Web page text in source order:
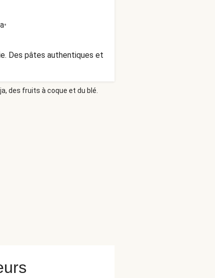
•
Des pâtes authentiques et
des fruits à coque et du blé.